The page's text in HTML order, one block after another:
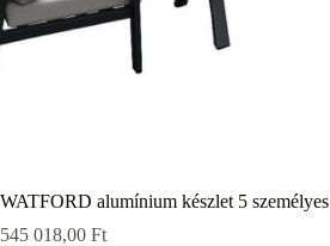
WATFORD alumínium készlet 5 személyes
545 018,00 Ft